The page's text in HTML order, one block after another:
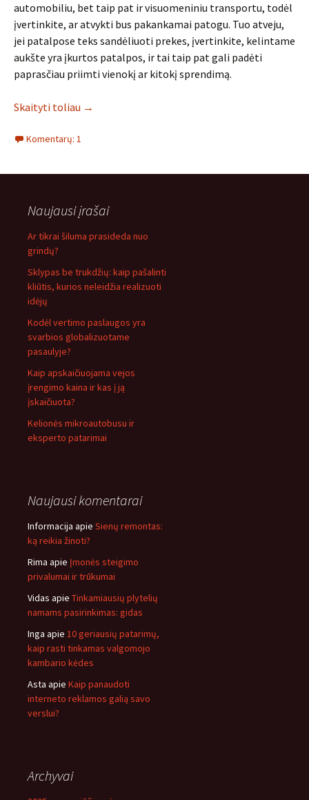
automobiliu, bet taip pat ir visuomeniniu transportu, todėl
įvertinkite, ar atvykti bus pakankamai patogu. Tuo atveju,
jei patalpose teks sandėliuoti prekes, įvertinkite, kelintame
aukšte yra įkurtos patalpos, ir tai taip pat gali padėti
paprasčiau priimti vienokį ar kitokį sprendimą.
Skaityti toliau →
Komentarų: 1
Naujausi įrašai
Ar tikrai šiluma prasideda nuo
grindų?
Sklypas be trukdžių: kaip pašalinti
kliūtis, kurios neleidžia realizuoti
idėjų
Kodėl vertimo paslaugos yra
svarbios globalizuotame
pasaulyje?
Kaip apskaičiuojama vejos
įrengimo kaina ir kas į ją
įskaičiuota?
Kelionės mikroautobusu ir
eksperto patarimai
Naujausi komentarai
Informacija apie Sienų remontas:
ką reikia žinoti?
Rima apie Įmonės steigimo
privalumai ir trūkumai
Vidas apie Tinkamiausių plytelių
namams pasirinkimas: gidas
Inga apie 10 geriausių patarimų,
kaip rasti tinkamas valgomojo
kambario kėdes
Asta apie Kaip panaudoti
interneto reklamos galią savo
verslui?
Archyvai